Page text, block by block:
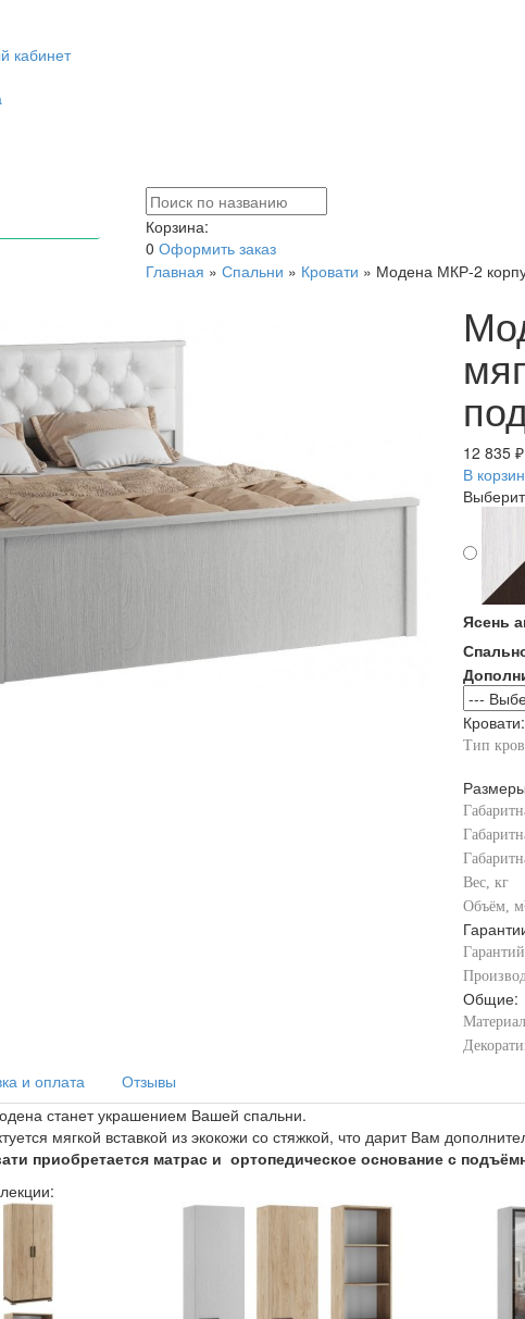
кабинет
Корзина:
0 Оформить заказ
Главная » Спальни » Кровати » Модена МКР-2
12 835 ₽
В
Ясень
Кровати:
Тип
Вес, кг
Объём,
Общие:
и оплата
Отзывы
станет украшением Вашей спальни.
мягкой вставкой из экокожи со стяжкой, что дарит Вам
приобретается матрас и ортопедическое основание с